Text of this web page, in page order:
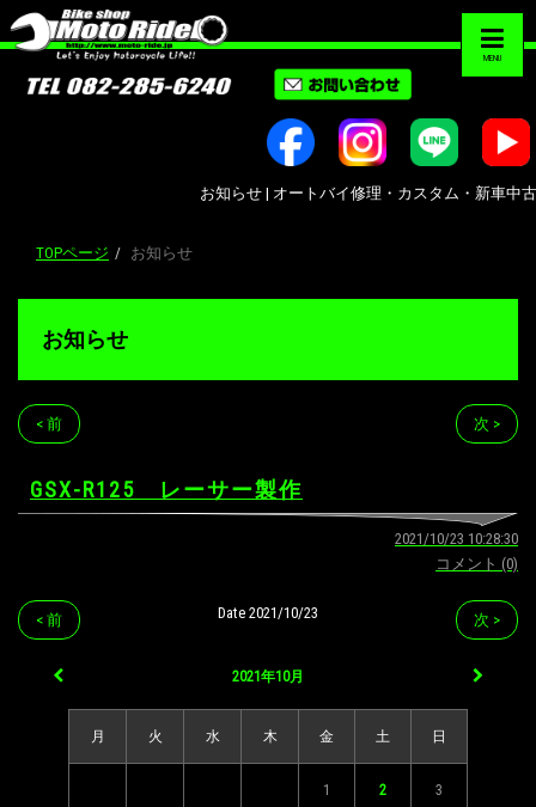
MENU
お知らせ | オートバイ修理・カスタム・新車中
TOPページ お知らせ
お知らせ
< 前 次 >
GSX-R125 レーサー製作
2021/10/23 10:28:30
コメント (0)
< 前 次 >
Date 2021/10/23
2021年10月
月 火 水 木 金 土 日
1 2 3